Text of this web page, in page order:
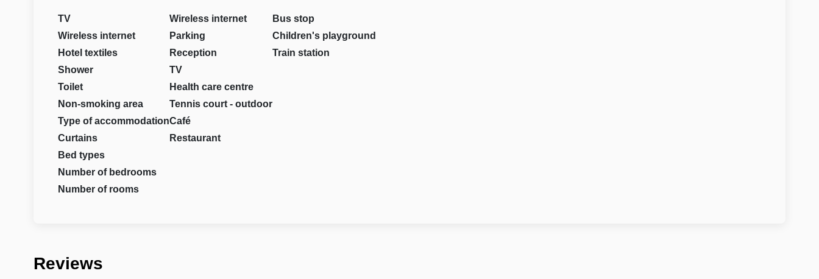
TV
Wireless internet
Hotel textiles
Shower
Toilet
Non-smoking area
Type of accommodation
Curtains
Bed types
Number of bedrooms
Number of rooms
Wireless internet
Parking
Reception
TV
Health care centre
Tennis court - outdoor
Café
Restaurant
Bus stop
Children's playground
Train station
Reviews